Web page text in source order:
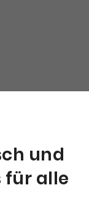
und
für alle